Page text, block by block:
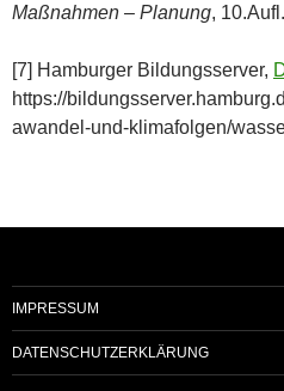
Maßnahmen – Planung,
[7] Hamburger Bildungsserver,
https://
awandel-und-klimafolgen/
IMPRESSUM
DATENSCHUTZERKLÄRUNG